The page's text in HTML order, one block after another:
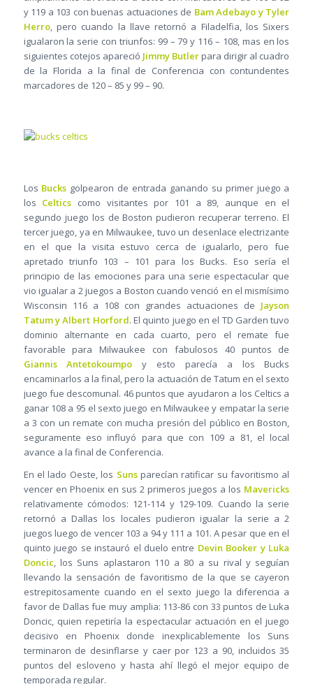
y 119 a 103 con buenas actuaciones de Bam Adebayo y Tyler
Herro, pero cuando la llave retornó a Filadelfia, los Sixers
igualaron la serie con triunfos: 99 – 79 y 116 – 108, mas en los
siguientes cotejos apareció Jimmy Butlerpara dirigir al cuadro
de la Florida a la final de Conferencia con contundentes
marcadores de 120 – 85 y 99 – 90.
Los Bucks golpearon de entrada ganando su primer juego a
los Celtics como visitantes por 101 a 89, aunque en el
segundo juego los de Boston pudieron recuperar terreno. El
tercer juego, ya en Milwaukee, tuvo un desenlace electrizante
en el que la visita estuvo cerca de igualarlo, pero fue
apretado triunfo 103 – 101 para los Bucks. Eso sería el
principio de las emociones para una serie espectacular que
vio igualar a 2 juegos a Boston cuando venció en el mismísimo
Wisconsin 116 a 108 con grandes actuaciones de Jayson
Tatum y Albert Horford. El quinto juego en el TD Garden tuvo
dominio alternante en cada cuarto, pero el remate fue
favorable para Milwaukee con fabulosos 40 puntos de
Giannis Antetokoumpo y esto parecía a los Bucks
encaminarlos a la final, pero la actuación de Tatum en el sexto
juego fue descomunal. 46 puntos que ayudaron a los Celtics a
ganar 108 a 95 el sexto juego en Milwaukee y empatar la serie
a 3 con un remate con mucha presión del público en Boston,
seguramente eso influyó para que con 109 a 81, el local
avance a la final de Conferencia.
En el lado Oeste, los Sunsparecían ratificar su favoritismo al
vencer en Phoenix en sus 2 primeros juegos a los Mavericks
relativamente cómodos: 121-114 y 129-109. Cuando la serie
retornó a Dallas los locales pudieron igualar la serie a 2
juegos luego de vencer 103 a 94 y 111 a 101. A pesar que en el
quinto juego se instauró el duelo entre Devin Booker y Luka
Doncic, los Suns aplastaron 110 a 80 a su rival y seguían
llevando la sensación de favoritismo de la que se cayeron
estrepitosamente cuando en el sexto juego la diferencia a
favor de Dallas fue muy amplia: 113-86 con 33 puntos de Luka
Doncic, quien repetiría la espectacular actuación en el juego
decisivo en Phoenix donde inexplicablemente los Suns
terminaron de desinflarse y caer por 123 a 90, incluidos 35
puntos del esloveno y hasta ahí llegó el mejor equipo de
temporada regular.